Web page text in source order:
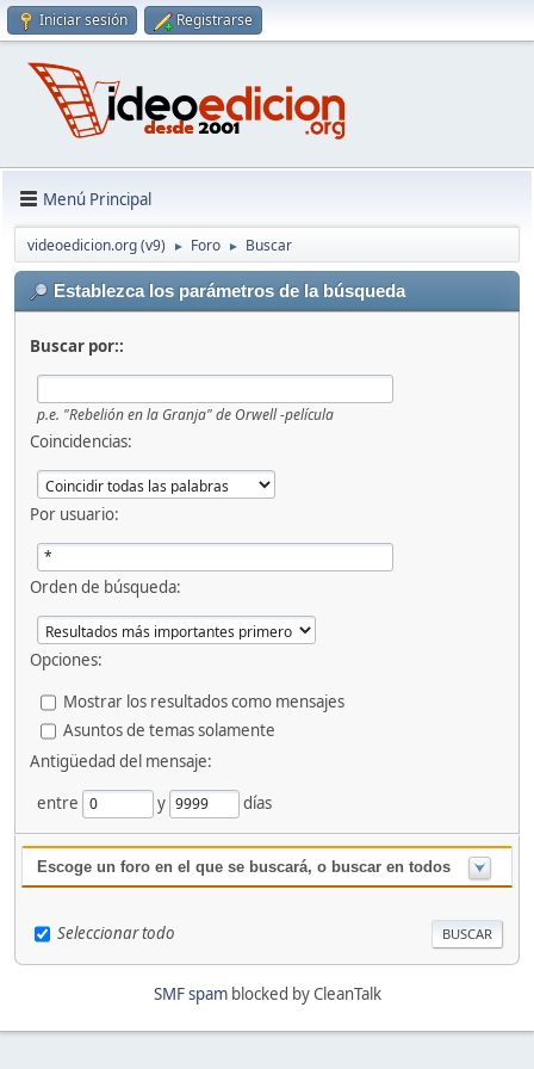
Iniciar sesión Registrarse
Menú Principal
videoedicion.org (v9) ► Foro ► Buscar
Establezca los parámetros de la búsqueda
Buscar por::
p.e. "Rebelión en la Granja" de Orwell -película
Coincidencias:
Por usuario:
Orden de búsqueda:
Opciones:
Mostrar los resultados como mensajes
Asuntos de temas solamente
Antigüedad del mensaje:
entre
y días
Escoge un foro en el que se buscará, o buscar en todos
Seleccionar todo
SMF spamblocked by CleanTalk